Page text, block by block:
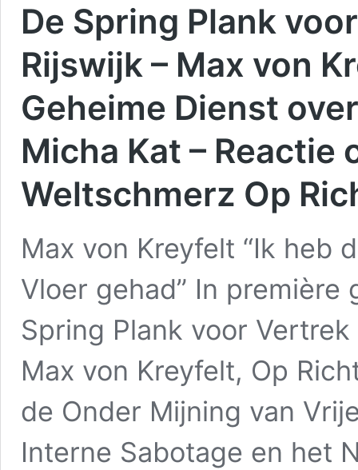
De Spring Plank
Rijswijk – Max von
Geheime Dienst
Micha Kat –
Weltschmerz Op
Max von Kreyfelt “Ik heb
Vloer gehad” In
Spring Plank voor Vertrek
Max von Kreyfelt, Op
de Onder Mijning van
Interne Sabotage en het